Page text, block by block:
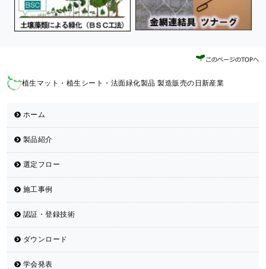
植生マット・植生シート・法面緑化製品 製造販売の日新産業
ホーム
製品紹介
選定フロー
施工事例
認証・登録技術
ダウンロード
学会発表